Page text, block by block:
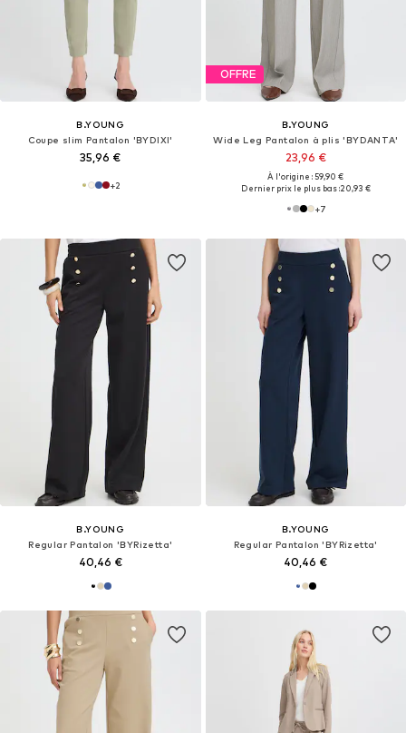
B.YOUNG
Coupe slim Pantalon 'BYDIXI'
35,96 €
+2
OFFRE
B.YOUNG
Wide Leg Pantalon à plis 'BYDANTA'
23,96 €
À l'origine : 59,90 €
Dernier prix le plus bas :20,93 €
+7
B.YOUNG
Regular Pantalon 'BYRizetta'
40,46 €
B.YOUNG
Regular Pantalon 'BYRizetta'
40,46 €